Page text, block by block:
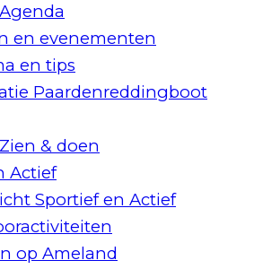
en evenementen
en tips
Paardenreddingboot
& doen
Actief
Sportief en Actief
op Ameland